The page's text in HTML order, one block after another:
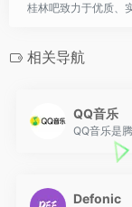
桂林吧致力于优质、
相关导航
QQ音乐
QQ音乐是
Defonic